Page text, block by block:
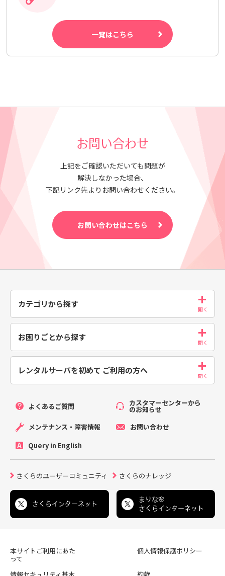
一覧はこちら
お問い合わせ
上記をご確認いただいても問題が
解決しなかった場合、
下記リンク先よりお問い合わせください。
お問い合わせはこちら
カテゴリから探す
お困りごとから探す
レンタルサーバを初めて ご利用の方へ
よくあるご質問 カスタマーセンターから
のお知らせ
メンテナンス・障害情報
お問い合わせ
Query in English
さくらのユーザーコミュニティ さくらのナレッジ
さくらインターネット
まりな🌸
さくらインターネット
本サイトご利用にあた
って
個人情報保護ポリシー